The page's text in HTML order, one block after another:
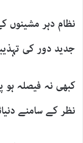
نظام دہر مشینوں
جدید دور کی
کبھی نہ فیصلہ ہو
نظر کے سامنے